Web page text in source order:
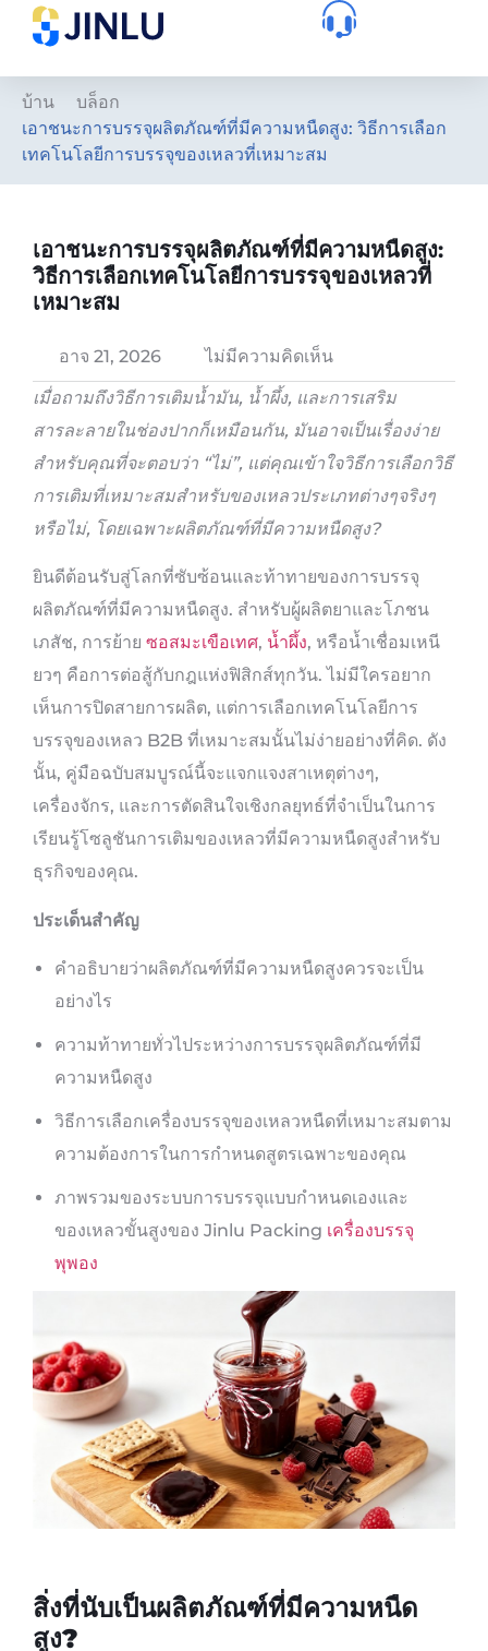
บ้าน
บล็อก
เอาชนะการบรรจุผลิตภัณฑ์ที่มีความหนืดสูง: วิธีการเลือก
เทคโนโลยีการบรรจุของเหลวที่เหมาะสม
เอาชนะการบรรจุผลิตภัณฑ์ที่มีความหนืดสูง:
วิธีการเลือกเทคโนโลยีการบรรจุของเหลวที่
เหมาะสม
อาจ 21, 2026
ไม่มีความคิดเห็น
เมื่อถามถึงวิธีการเติมน้ำมัน, น้ำผึ้ง, และการเสริม
สารละลายในช่องปากก็เหมือนกัน, มันอาจเป็นเรื่องง่าย
สำหรับคุณที่จะตอบว่า “ไม่”, แต่คุณเข้าใจวิธีการเลือกวิธี
การเติมที่เหมาะสมสำหรับของเหลวประเภทต่างๆจริงๆ
หรือไม่, โดยเฉพาะผลิตภัณฑ์ที่มีความหนืดสูง?
ยินดีต้อนรับสู่โลกที่ซับซ้อนและท้าทายของการบรรจุ
ผลิตภัณฑ์ที่มีความหนืดสูง. สำหรับผู้ผลิตยาและโภชน
เภสัช, การย้าย ซอสมะเขือเทศ, น้ำผึ้ง, หรือน้ำเชื่อมเหนี
ยวๆ คือการต่อสู้กับกฎแห่งฟิสิกส์ทุกวัน. ไม่มีใครอยาก
เห็นการปิดสายการผลิต, แต่การเลือกเทคโนโลยีการ
บรรจุของเหลว B2B ที่เหมาะสมนั้นไม่ง่ายอย่างที่คิด. ดัง
นั้น, คู่มือฉบับสมบูรณ์นี้จะแจกแจงสาเหตุต่างๆ,
เครื่องจักร, และการตัดสินใจเชิงกลยุทธ์ที่จำเป็นในการ
เรียนรู้โซลูชันการเติมของเหลวที่มีความหนืดสูงสำหรับ
ธุรกิจของคุณ.
ประเด็นสำคัญ
คำอธิบายว่าผลิตภัณฑ์ที่มีความหนืดสูงควรจะเป็น
อย่างไร
ความท้าทายทั่วไประหว่างการบรรจุผลิตภัณฑ์ที่มี
ความหนืดสูง
วิธีการเลือกเครื่องบรรจุของเหลวหนืดที่เหมาะสมตาม
ความต้องการในการกำหนดสูตรเฉพาะของคุณ
ภาพรวมของระบบการบรรจุแบบกำหนดเองและ
ของเหลวขั้นสูงของ Jinlu Packing เครื่องบรรจุ
พุพอง
สิ่งที่นับเป็นผลิตภัณฑ์ที่มีความหนืด
สูง?